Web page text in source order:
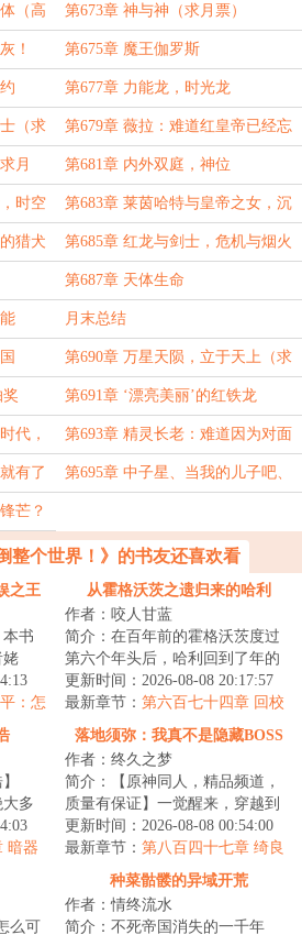
（高 第673章 神与神（求月票）
！ 第675章 魔王伽罗斯
第677章 力能龙，时光龙
（求 第679章 薇拉：难道红皇帝已经忘
却往日种种了吗？
月 第681章 内外双庭，神位
时空 第683章 莱茵哈特与皇帝之女，沉
睡
猎犬 第685章 红龙与剑士，危机与烟火
（求月票）
第687章 天体生命
月末总结
第690章 万星天陨，立于天上（求
月票）
第691章 ‘漂亮美丽’的红铁龙
代， 第693章 精灵长老：难道因为对面
是不朽者，就不敢指责吗？！（求月
有了 第695章 中子星、当我的儿子吧、
芒？
整个世界！》的书友还喜欢看
之王
书
姥
末
：怎
从霍格沃茨之遗归来的哈利
作者：咬人甘蓝
简介：在百年前的霍格沃茨度过
第六个年头后，哈利回到了年的
楼梯隔间，再次收到了霍格沃茨
的录取通知书。...
更新时间：2026-08-08 20:17:57
最新章节： 第六百七十四章 回校
大多
部
暗器
落地须弥：我真不是隐藏BOSS
作者：终久之梦
简介：【原神同人，精品频道，
质量有保证】一觉醒来，穿越到
四处漏风、缝缝补补的提瓦特世
界，偏偏又是命...
更新时间：2026-08-08 00:54:00
最新章节： 第八百四十七章 绮良
良：作为猫猫，千万要记住，不
能用尊严换小鱼干……
么可
种菜骷髅的异域开荒
作者：情终流水
简介：不死帝国消失的一千年